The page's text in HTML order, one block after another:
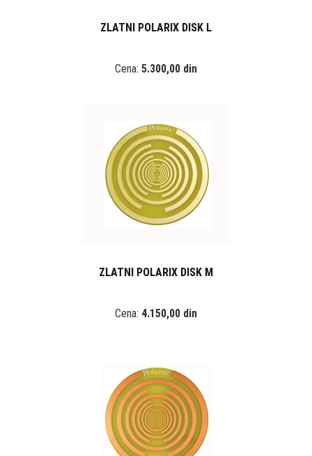
ZLATNI POLARIX DISK L
Cena: 5.300,00 din
ZLATNI POLARIX DISK M
Cena: 4.150,00 din